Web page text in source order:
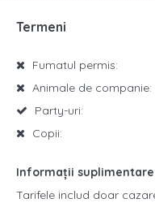
Termeni
Fumatul permis:
Animale de companie:
Party-uri:
Copii:
Informații suplimentare
Tarifele includ doar